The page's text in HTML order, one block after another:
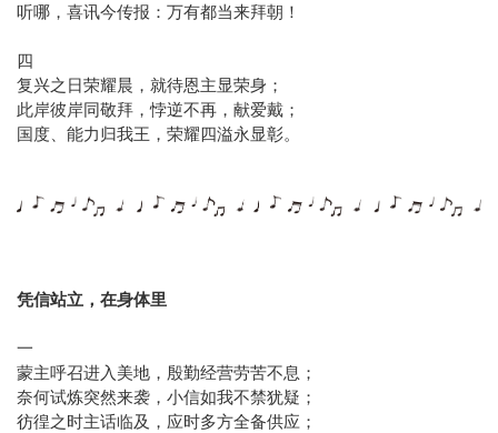
听哪，喜讯今传报：万有都当来拜朝！
四
复兴之日荣耀晨，就待恩主显荣身；
此岸彼岸同敬拜，悖逆不再，献爱戴；
国度、能力归我王，荣耀四溢永显彰。
凭信站立，在身体里
一
蒙主呼召进入美地，殷勤经营劳苦不息；
奈何试炼突然来袭，小信如我不禁犹疑；
彷徨之时主话临及，应时多方全备供应；